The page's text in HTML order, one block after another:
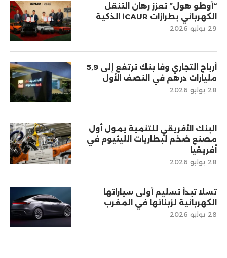
“أوطو هول” تعزز رهان التنقل
الكهربائي بطرازات iCAUR الذكية
29 يوليو 2026
أرباح التجاري وفا بنك ترتفع إلى 5,9
مليارات درهم في النصف الأول
28 يوليو 2026
البنك الأفريقي للتنمية يمول أول
مصنع ضخم لبطاريات الليثيوم في
أفريقيا
28 يوليو 2026
تسلا تبدأ تسليم أولى سياراتها
الكهربائية لزبنائها في المغرب
28 يوليو 2026